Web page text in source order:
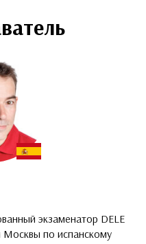
экзаменатор DELE
Москвы по испанскому